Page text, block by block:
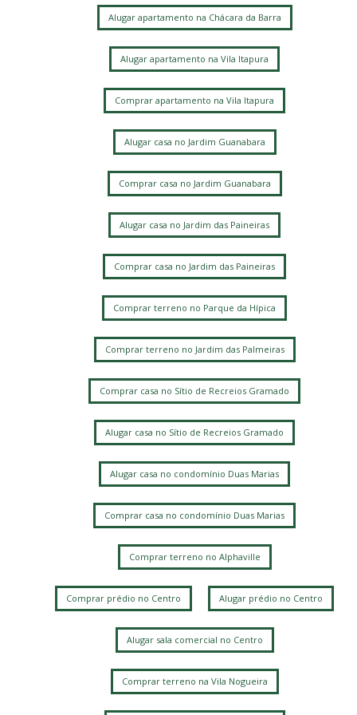
Alugar apartamento na Chácara da Barra
Alugar apartamento na Vila Itapura
Comprar apartamento na Vila Itapura
Alugar casa no Jardim Guanabara
Comprar casa no Jardim Guanabara
Alugar casa no Jardim das Paineiras
Comprar casa no Jardim das Paineiras
Comprar terreno no Parque da Hípica
Comprar terreno no Jardim das Palmeiras
Comprar casa no Sítio de Recreios Gramado
Alugar casa no Sítio de Recreios Gramado
Alugar casa no condomínio Duas Marias
Comprar casa no condomínio Duas Marias
Comprar terreno no Alphaville
Comprar prédio no Centro Alugar prédio no Centro
Alugar sala comercial no Centro
Comprar terreno na Vila Nogueira